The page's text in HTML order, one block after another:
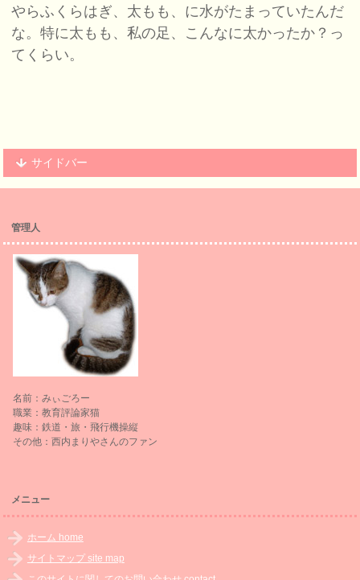
やらふくらはぎ、太もも、に水がたまっていたんだ
な。特に太もも、私の足、こんなに太かったか？っ
てくらい。
サイドバー
管理人
名前：みぃごろー
職業：教育評論家猫
趣味：鉄道・旅・飛行機操縦
その他：西内まりやさんのファン
メニュー
ホーム home
サイトマップ site map